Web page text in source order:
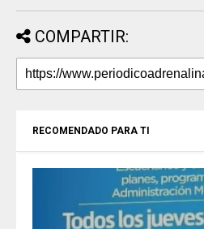
COMPARTIR:
RECOMENDADO PARA TI